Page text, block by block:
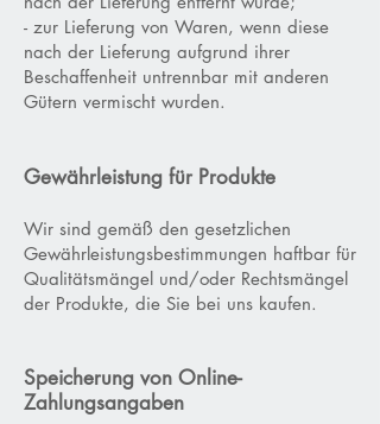
- zur Lieferung von Waren, wenn diese
nach der Lieferung aufgrund ihrer
Beschaffenheit untrennbar mit anderen
Gütern vermischt wurden.
Gewährleistung für Produkte
Wir sind gemäß den gesetzlichen
Gewährleistungsbestimmungen haftbar für
Qualitätsmängel und/oder Rechtsmängel
der Produkte, die Sie bei uns kaufen.
Speicherung von Online-
Zahlungsangaben